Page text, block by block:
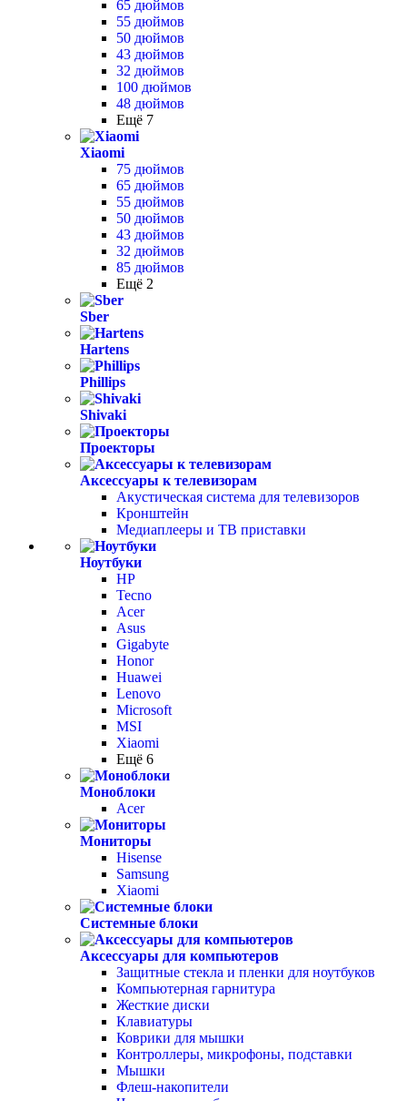
65 дюймов
55 дюймов
50 дюймов
43 дюймов
32 дюймов
100 дюймов
48 дюймов
Ещё 7
Xiaomi
75 дюймов
65 дюймов
55 дюймов
50 дюймов
43 дюймов
32 дюймов
85 дюймов
Ещё 2
Sber
Hartens
Phillips
Shivaki
Проекторы
Аксессуары к телевизорам
Акустическая система для телевизоров
Кронштейн
Медиаплееры и ТВ приставки
Ноутбуки
HP
Tecno
Acer
Asus
Gigabyte
Honor
Huawei
Lenovo
Microsoft
MSI
Xiaomi
Ещё 6
Моноблоки
Acer
Мониторы
Hisense
Samsung
Xiaomi
Системные блоки
Аксессуары для компьютеров
Защитные стекла и пленки для ноутбуков
Компьютерная гарнитура
Жесткие диски
Клавиатуры
Коврики для мышки
Контроллеры, микрофоны, подставки
Мышки
Флеш-накопители